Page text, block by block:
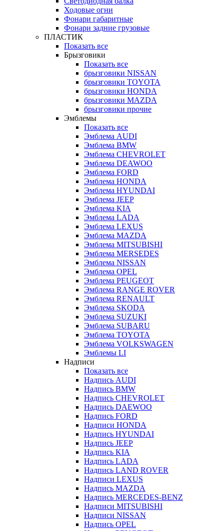
Ходовые огни
Фонари габаритные
Фонари задние грузовые
ПЛАСТИК
Показать все
Брызговики
Показать все
брызговики NISSAN
брызговики TOYOTA
брызговики HONDA
брызговики MAZDA
брызговики прочие
Эмблемы
Показать все
Эмблема AUDI
Эмблема BMW
Эмблема CHEVROLET
Эмблема DEAWOO
Эмблема FORD
Эмблема HONDA
Эмблема HYUNDAI
Эмблема JEEP
Эмблема KIA
Эмблема LADA
Эмблема LEXUS
Эмблема MAZDA
Эмблема MITSUBISHI
Эмблема MERSEDES
Эмблема NISSAN
Эмблема OPEL
Эмблема PEUGEOT
Эмблема RANGE ROVER
Эмблема RENAULT
Эмблема SKODA
Эмблема SUZUKI
Эмблема SUBARU
Эмблема TOYOTA
Эмблема VOLKSWAGEN
Эмблемы LI
Надписи
Показать все
Надпись AUDI
Надпись BMW
Надпись CHEVROLET
Надпись DAEWOO
Надпись FORD
Надписи HONDA
Надпись HYUNDAI
Надпись JEEP
Надпись KIA
Надпись LADA
Надпись LAND ROVER
Надписи LEXUS
Надпись MAZDA
Надпись MERCEDES-BENZ
Надписи MITSUBISHI
Надписи NISSAN
Надпись OPEL